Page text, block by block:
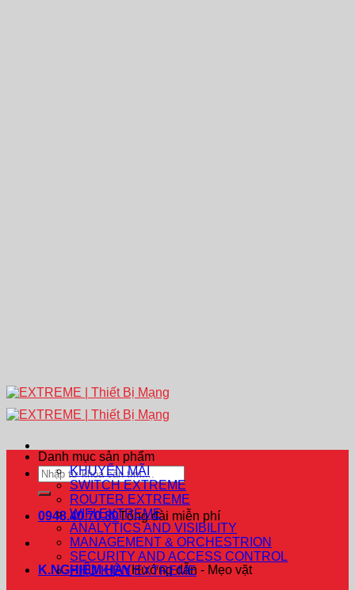
Tìm
kiếm:
0948.40.70.80Tổng đài miễn phí
K.NGHIỆM HAYHướng dẫn - Mẹo vặt
Danh mục sản phẩm
KHUYẾN MÃI
SWITCH EXTREME
ROUTER EXTREME
WIFI EXTREME
ANALYTICS AND VISIBILITY
MANAGEMENT & ORCHESTRION
SECURITY AND ACCESS CONTROL
PHỤ KIỆN EXTREME